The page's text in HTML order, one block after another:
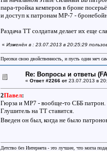
пара-тройка кемперов в броне
и доступ к патронам МР-7 -
Раздача ТТ солдатам делает их еще
« Изменён в : 23.07.2013 в 20:25:29
Пресеки свою двойственность, и пусть один меч
Re: Вопросы и ответы
« Ответ #2266 от23.07.2013 в
2Павел:
Гюрза и MP7 - вообще-то СББ
Глушитель на ТТ ставится.
Введен он был, когда не было
Детство без Интернета - это лучшее, что могла